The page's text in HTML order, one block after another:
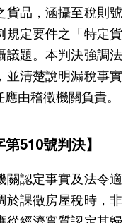
貨品，涵攝至稅則號
規定要件之「特定貨
議題。本判決強調法
並清楚說明漏稅事實
由稽徵機關負責。
510號判決】
關認定事實及法令適
於課徵房屋稅時，非